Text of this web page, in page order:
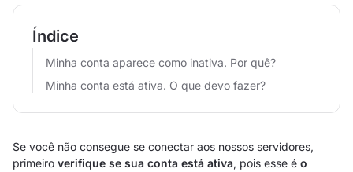
Índice
Minha conta aparece como inativa. Por quê?
Minha conta está ativa. O que devo fazer?
Se você não consegue se conectar aos nossos servidores,
primeiro verifique se sua conta está ativa, pois esse é o